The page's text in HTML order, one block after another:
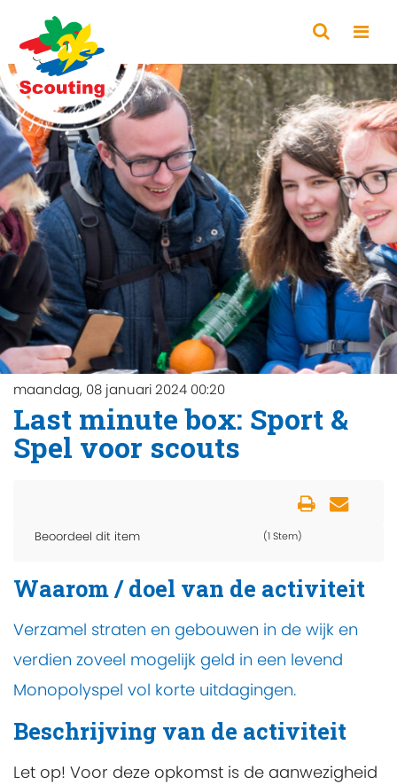
maandag, 08 januari 2024 00:20
Last minute box: Sport &
Spel voor scouts
Beoordeel dit item (1 Stem)
Waarom / doel van de activiteit
Verzamel straten en gebouwen in de wijk en
verdien zoveel mogelijk geld in een levend
Monopolyspel vol korte uitdagingen.
Beschrijving van de activiteit
Let op! Voor deze opkomst is de aanwezigheid